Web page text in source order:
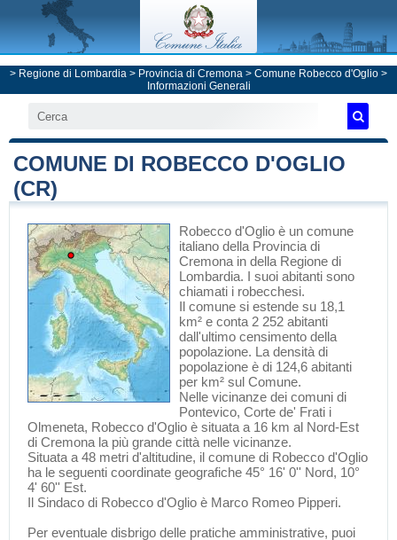
> Regione di Lombardia > Provincia di Cremona > Comune Robecco d'Oglio >
Informazioni Generali
COMUNE DI ROBECCO D'OGLIO
(CR)
Robecco d'Oglio è un comune
italiano della Provincia di
Cremona in della Regione di
Lombardia. I suoi abitanti sono
chiamati i robecchesi.
Il comune si estende su 18,1
km² e conta 2 252 abitanti
dall'ultimo censimento della
popolazione. La densità di
popolazione è di 124,6 abitanti
per km² sul Comune.
Nelle vicinanze dei comuni di
Pontevico, Corte de' Frati i
Olmeneta, Robecco d'Oglio è situata a 16 km al Nord-Est
di Cremona la più grande città nelle vicinanze.
Situata a 48 metri d'altitudine, il comune di Robecco d'Oglio
ha le seguenti coordinate geografiche 45° 16' 0'' Nord, 10°
4' 60'' Est.
Il Sindaco di Robecco d'Oglio è Marco Romeo Pipperi.
Per eventuale disbrigo delle pratiche amministrative, puoi